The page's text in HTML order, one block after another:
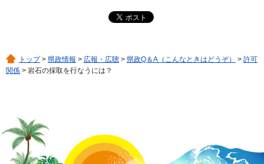
トップ> 県政情報 > 広報・広聴 > 県政Q＆A（こんなときはどうぞ） > 許可
関係 > 岩石の採取を行なうには？